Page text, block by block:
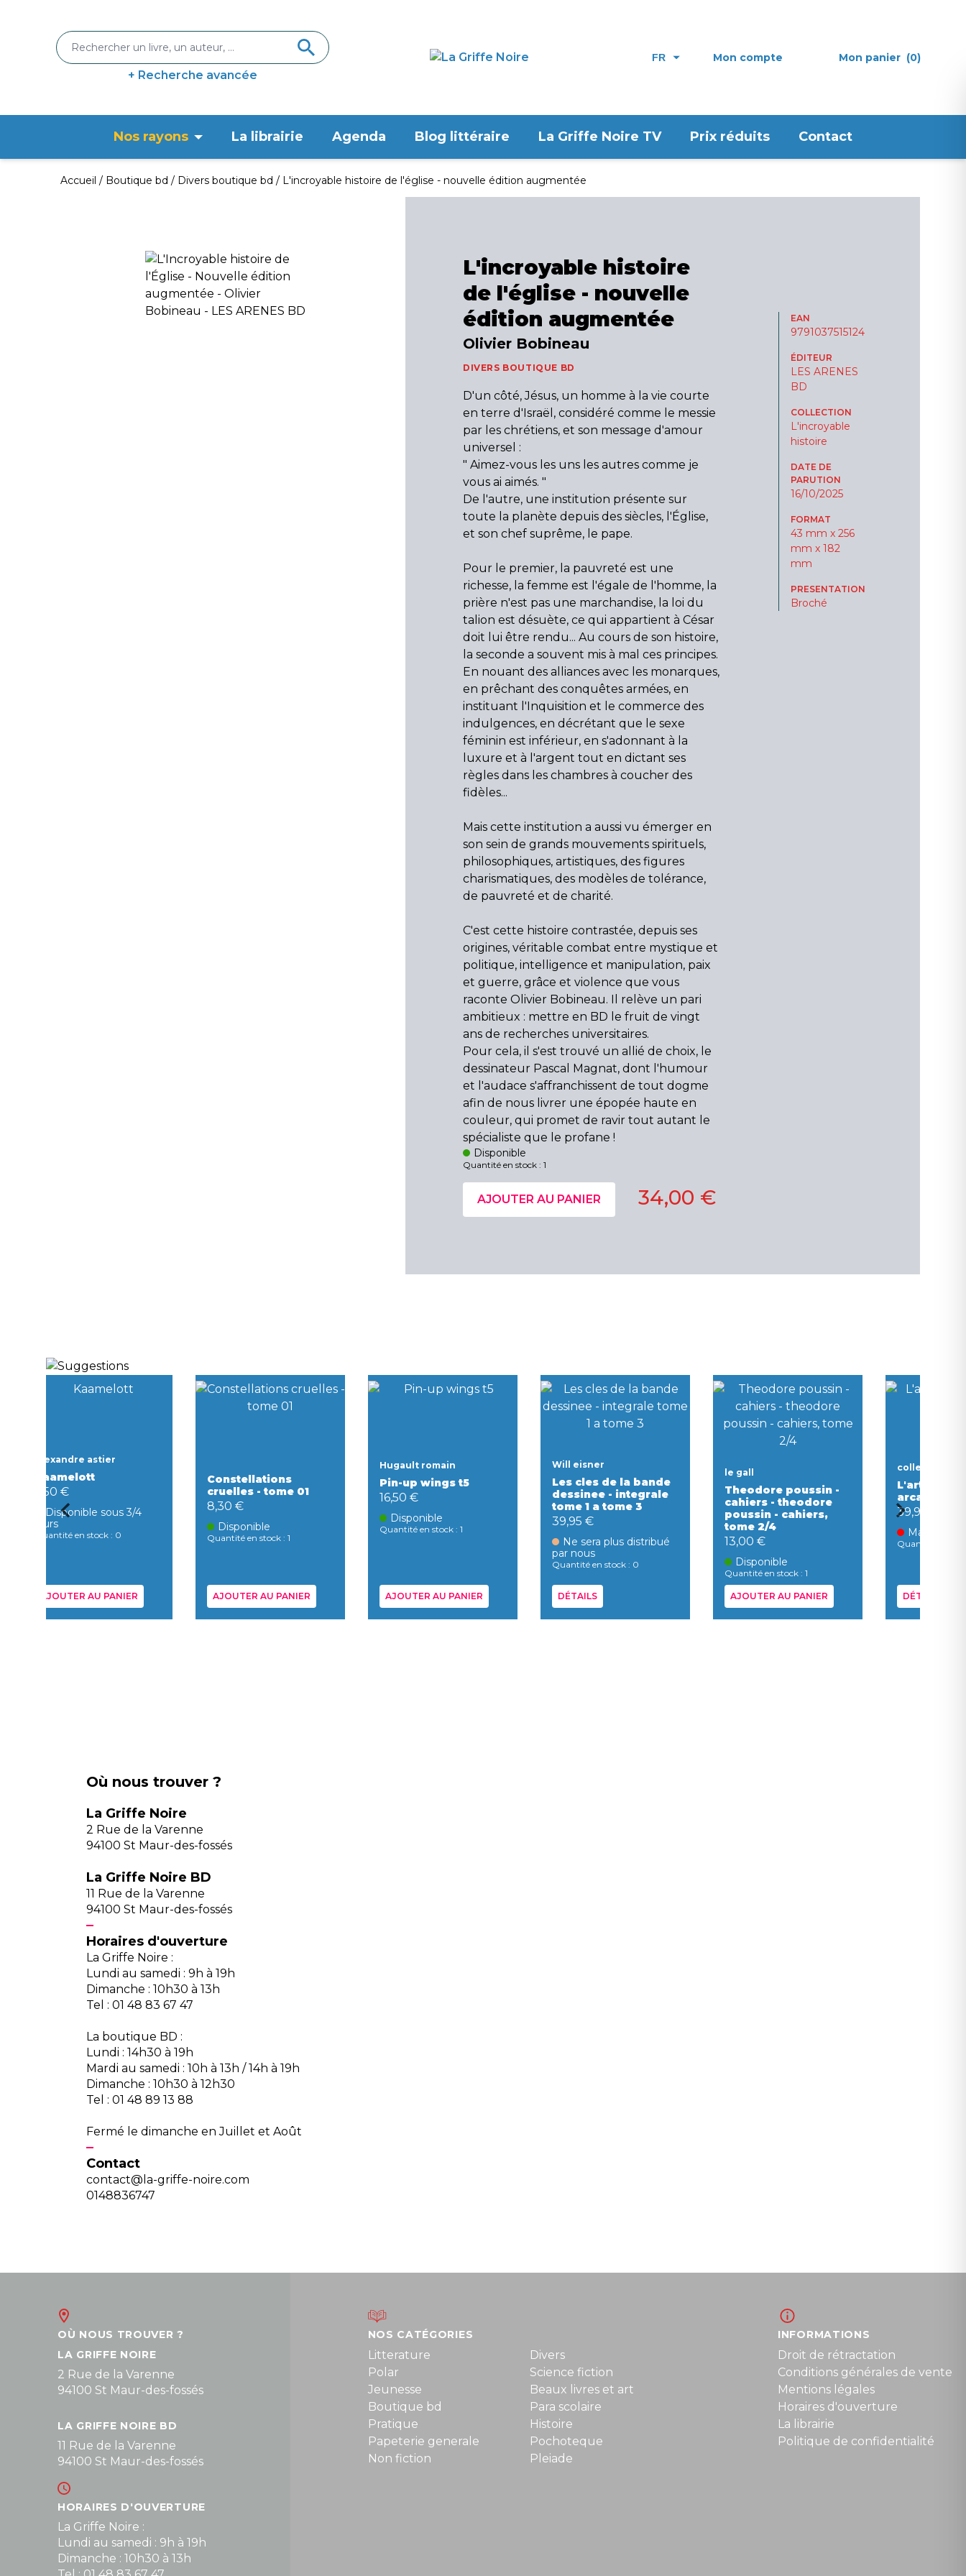
+ Recherche avancée
FR Mon compte Mon panier (0)
Nos rayons La librairie Agenda Blog littéraire La Griffe Noire TV Prix réduits Contact
Accueil Boutique bd Divers boutique bd L'incroyable histoire de l'église - nouvelle édition augmentée
L'incroyable histoire
de l'église - nouvelle
édition augmentée
Olivier Bobineau
DIVERS BOUTIQUE BD
D'un côté, Jésus, un homme à la vie courte
en terre d'Israël, considéré comme le messie
par les chrétiens, et son message d'amour
universel :
" Aimez-vous les uns les autres comme je
vous ai aimés. "
De l'autre, une institution présente sur
toute la planète depuis des siècles, l'Église,
et son chef suprême, le pape.
Pour le premier, la pauvreté est une
richesse, la femme est l'égale de l'homme, la
prière n'est pas une marchandise, la loi du
talion est désuète, ce qui appartient à César
doit lui être rendu... Au cours de son histoire,
la seconde a souvent mis à mal ces principes.
En nouant des alliances avec les monarques,
en prêchant des conquêtes armées, en
instituant l'Inquisition et le commerce des
indulgences, en décrétant que le sexe
féminin est inférieur, en s'adonnant à la
luxure et à l'argent tout en dictant ses
règles dans les chambres à coucher des
fidèles...
Mais cette institution a aussi vu émerger en
son sein de grands mouvements spirituels,
philosophiques, artistiques, des figures
charismatiques, des modèles de tolérance,
de pauvreté et de charité.
C'est cette histoire contrastée, depuis ses
origines, véritable combat entre mystique et
politique, intelligence et manipulation, paix
et guerre, grâce et violence que vous
raconte Olivier Bobineau. Il relève un pari
ambitieux : mettre en BD le fruit de vingt
ans de recherches universitaires.
Pour cela, il s'est trouvé un allié de choix, le
dessinateur Pascal Magnat, dont l'humour
et l'audace s'affranchissent de tout dogme
afin de nous livrer une épopée haute en
couleur, qui promet de ravir tout autant le
spécialiste que le profane !
Disponible
Quantité en stock : 1
EAN
9791037515124
ÉDITEUR
LES ARENES
BD
COLLECTION
L'incroyable
histoire
DATE DE
PARUTION
16/10/2025
FORMAT
43 mm x 256
mm x 182
mm
PRESENTATION
Broché
34,00 €
AJOUTER AU PANIER
Alexandre astier
Kaamelott
6,50 €
Disponible sous 3/4
jours
Quantité en stock : 0
AJOUTER AU PANIER
Constellations
cruelles - tome 01
8,30 €
Disponible
Quantité en stock : 1
AJOUTER AU PANIER
Hugault romain
Pin-up wings t5
16,50 €
Disponible
Quantité en stock : 1
AJOUTER AU PANIER
Will eisner
Les cles de la bande
dessinee - integrale
tome 1 a tome 3
39,95 €
Ne sera plus distribué
par nous
Quantité en stock : 0
DÉTAILS
le gall
Theodore poussin -
cahiers - theodore
poussin - cahiers,
tome 2/4
13,00 €
Disponible
Quantité en stock : 1
AJOUTER AU PANIER
collectif
L'art et la
arcane
39,90 €
Manquant
Quantité en
DÉTAILS
Où nous trouver ?
La Griffe Noire
2 Rue de la Varenne
94100 St Maur-des-fossés
La Griffe Noire BD
11 Rue de la Varenne
94100 St Maur-des-fossés
Horaires d'ouverture
La Griffe Noire :
Lundi au samedi : 9h à 19h
Dimanche : 10h30 à 13h
Tel : 01 48 83 67 47
La boutique BD :
Lundi : 14h30 à 19h
Mardi au samedi : 10h à 13h / 14h à 19h
Dimanche : 10h30 à 12h30
Tel : 01 48 89 13 88
Fermé le dimanche en Juillet et Août
Contact
contact@la-griffe-noire.com
0148836747
OÙ NOUS TROUVER ?
LA GRIFFE NOIRE
2 Rue de la Varenne
94100 St Maur-des-fossés
LA GRIFFE NOIRE BD
11 Rue de la Varenne
94100 St Maur-des-fossés
HORAIRES D'OUVERTURE
La Griffe Noire :
Lundi au samedi : 9h à 19h
Dimanche : 10h30 à 13h
NOS CATÉGORIES
Litterature
Polar
Jeunesse
Boutique bd
Pratique
Papeterie generale
Non fiction
Divers
Science fiction
Beaux livres et art
Para scolaire
Histoire
Pochoteque
Pleiade
INFORMATIONS
Droit de rétractation
Conditions générales de vente
Mentions légales
Horaires d'ouverture
La librairie
Politique de confidentialité